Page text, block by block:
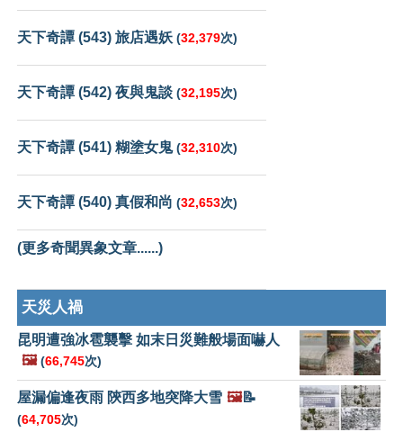
天下奇譚 (543) 旅店遇妖 (32,379次)
天下奇譚 (542) 夜與鬼談 (32,195次)
天下奇譚 (541) 糊塗女鬼(32,310次)
天下奇譚 (540) 真假和尚 (32,653次)
(更多奇聞異象文章......)
天災人禍
昆明遭強冰雹襲擊 如末日災難般場面嚇人
🖼️ (66,745次)
屋漏偏逢夜雨 陝西多地突降大雪 🖼️📝
(64,705次)